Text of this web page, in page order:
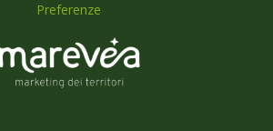
Preferenze